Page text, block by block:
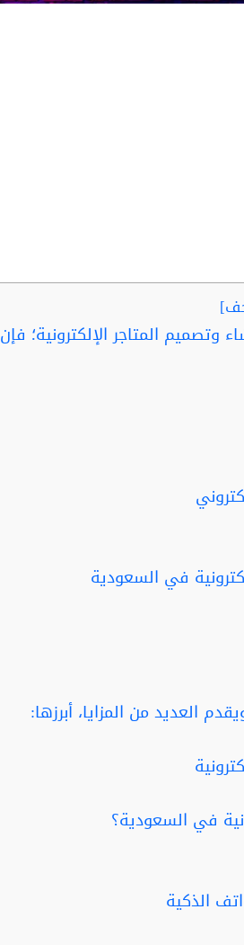
]
المتاجر الإلكترونية؛ فإن
في السعودية
العديد من المزايا، أبرزها:
في السعودية؟
الذكية